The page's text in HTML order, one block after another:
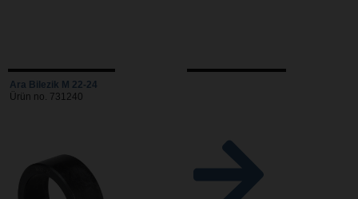
Ara Bilezik M 22-24
Ürün no. 731240